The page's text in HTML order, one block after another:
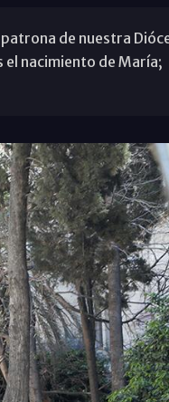
de nuestra
el nacimiento de María;